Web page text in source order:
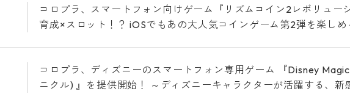
コロプラ、スマートフォン向けゲーム『リズムコイン2レボリュー
育成×スロット！？ iOSでもあの大人気コインゲーム第2弾を楽しめ
コロプラ、ディズニーのスマートフォン専用ゲーム 『Disney
ニクル) 』を提供開始！ ～ディズニーキャラクターが活躍する、新